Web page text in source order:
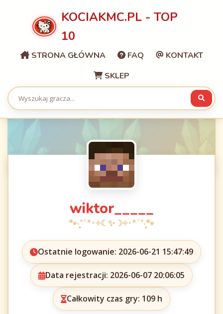
KOCIAKMC.PL - TOP
10
STRONA GŁÓWNA FAQ
KONTAKT
SKLEP
wiktor_____
Ostatnie logowanie: 2026-06-21 15:47:49
Data rejestracji: 2026-06-07 20:06:05
Całkowity czas gry: 109 h